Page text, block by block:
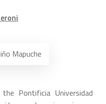
Mapuche
Pontificia Universidad